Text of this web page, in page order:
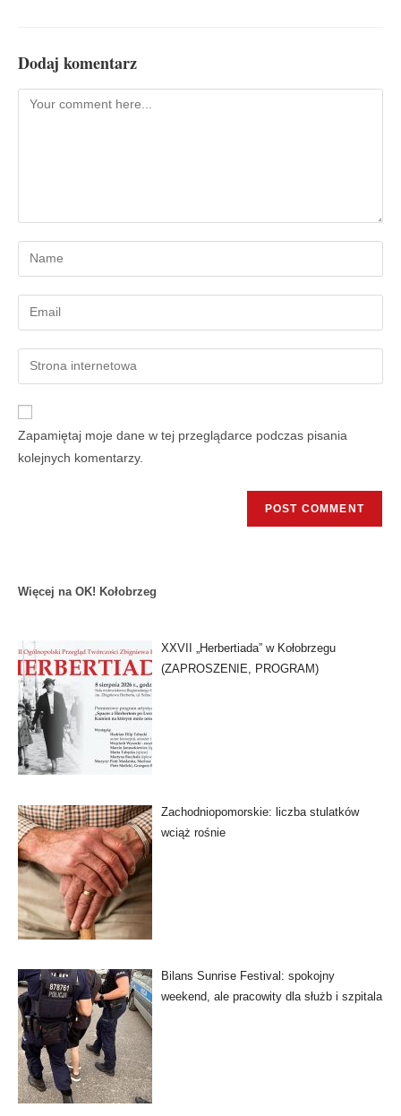
Dodaj komentarz
Zapamiętaj moje dane w tej przeglądarce podczas pisania
kolejnych komentarzy.
Więcej na OK! Kołobrzeg
XXVII „Herbertiada” w Kołobrzegu
(ZAPROSZENIE, PROGRAM)
Zachodniopomorskie: liczba stulatków
wciąż rośnie
Bilans Sunrise Festival: spokojny
weekend, ale pracowity dla służb i szpitala